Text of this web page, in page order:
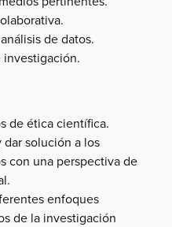
de datos.
investigación.
de ética científica.
solución a los
con una perspectiva de
enfoques
de la investigación